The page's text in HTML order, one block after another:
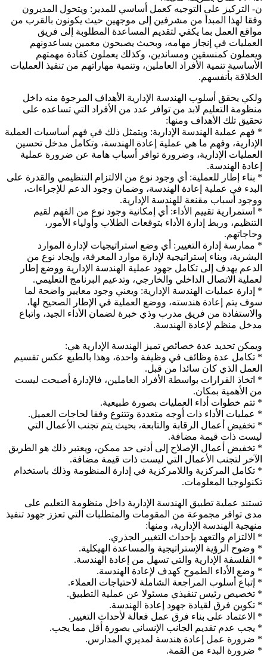
ن- التركيز على التوجيه كعمل أساسي للمدير: ويتحول المديرون
وفقا لهذا المبدأ من مشرفين إلى موجهين حيث يكونون بالقرب من
مواقع العمل بما يكفي لتقديم المساعدة المطلوبة إلى فريق
العمليات في إنجاز مهامه، وبحيث يصبحون معمين يساعدونهم
ويعملون كمنسقين ومساندين، وكذلك يعملون كقادة مهمتهم
الأساسية تنمية الأفراد العاملين، وتنمية مهاراتهم من تنفيذ العمليات
الخلاقة بأنفسهم.
ولكي يحقق أسلوب الهندسة الإدارية الأهداف المرجوة منه داخل
منظومة التعليم لابد من توافر عدد من الأفراد التي تساعده على
تحقيق تلك الأهداف ومنها:
* فهم عملية الهندسة الإدارية: ويتمثل ذلك في فهم أساسيات العملية
الإدارية، وفهم ما هي عملية إعادة الهندسة، وتكامل مدخل تحسين
العمليات الإدارية، وضرورة توافر أسباب هامة عن ضرورة عملية
إعادة الهندسة.
* بناء إطار للعملية: أي وجود نوع من الالتزام التنظيمي والقدرة على
البدء في عملية إعادة الهندسة، وضمان وجود الدعم للإجراءات،
ووجود أسباب مقنعة للهندسة الإدارية.
* استمرارية تقييم الأداء: أي إمكانية وجود نوع من الفهم لقيم
التنظيم، وربط إدارة الأداء بتوقعات الطلاب وأولياء الأمور،
وحاجاتهم.
* ممارسة إدارة التغيير: أي وضع استراتيجيات لإدارة الموارد
البشرية، وبناء إستراتيجية لإدارة موارد المعرفة، وإيجاد نوع من
الدعم يهدف إلى تكامل جهود عملية الهندسة الإدارية ووضع إطار
لعملية الاتصال الداخلي والخارجي، وتدعيم البرنامج التعليمي.
* إدارة عمليات الهندسة الإدارية: ويعني وجود معايير واضحة لما
سوف يتم إعادة هندسته، ووضع العملية في الإطار الصحيح لها،
والاستفادة من فريق مدرب وذي خبرة لضمان الأداء الجيد، واتباع
مدخل منظم لإعادة الهندسة.
ويمكن تحديد عدة خصائص تميز الهندسة الإدارية هي:
* تكامل عدة وظائف في وظيفة واحدة، وهذا بالطبع عكس تقسيم
العمل الذي كان سائدا من قبل.
* اتخاذ القرارات بواسطة الأفراد العاملين، فالإدارة أصبحت ليست
من الأهمية بمكان.
* تتم خطوات أداء العمليات بصورة طبيعية.
* عمليات الأداء ذات أوجه متعددة وتتنوع وفقا لحاجات العميل.
* تخفيض أعمال الرقابة والتابعة، بحيث يتم تجنب الأعمال التي
ليست ذات قيمة مضافة.
* تخفيض أعمال الإصلاح إلى أدنى حد ممكن، ويعتبر ذلك هو الطريق
الآخر لتجنب الأعمال التي ليست ذات قيمة مضافة.
* تكامل المركزية واللامركزية في إدارة المنظومة وذلك باستخدام
تكنولوجيا المعلومات.
تستند عملية تطبيق الهندسة الإدارية داخل منظومة التعليم على
مدى توافر مجموعة من المقومات والمتطلبات التي تعزز جهود تنفيذ
منهجية الهندسة الإدارية، ومنها:
* الالتزام والتعهد بإحداث التغيير الجذري.
* وضوح الرؤية الإستراتيجية والمساعدة الهيكلية.
* الفلسفة الإدارية والتي تسهل من إعادة الهندسة.
* وضع الأداء الطموح كهدف لإعادة الهندسة.
* إتباع أسلوب المراجعة الشاملة لاحتياجات العملاء.
* تخصيص رئيس تنفيذي مسئولا عن عملية التطبيق.
* تكوين فرق لقيادة جهود إعادة الهندسة.
* الاعتماد على بناء فرق عمل فعالة لأحداث التغيير.
* يجب عدم تقديم الجانب الإنساني بصورة أقل مما يجب.
* ضرورة عمل إعادة هندسة لمديري المدارس.
* ضرورة البدء من القمة.